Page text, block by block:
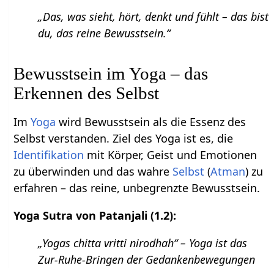
„Das, was sieht, hört, denkt und fühlt – das bist
du, das reine Bewusstsein.“
Bewusstsein im Yoga – das
Erkennen des Selbst
ImYoga wird Bewusstsein als die Essenz des
Selbst verstanden. Ziel des Yoga ist es, die
Identifikation mit Körper, Geist und Emotionen
zu überwinden und das wahre Selbst (Atman) zu
erfahren – das reine, unbegrenzte Bewusstsein.
Yoga Sutra von Patanjali (1.2):
„Yogas chitta vritti nirodhah“ – Yoga ist das
Zur-Ruhe-Bringen der Gedankenbewegungen